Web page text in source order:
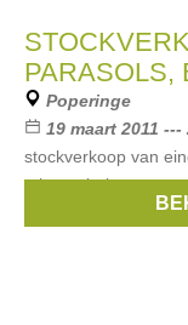
PARASOLS,
Poperinge
19 maart 2011 ---
stockverkoop van
tuinmeubelen,
fatboy,